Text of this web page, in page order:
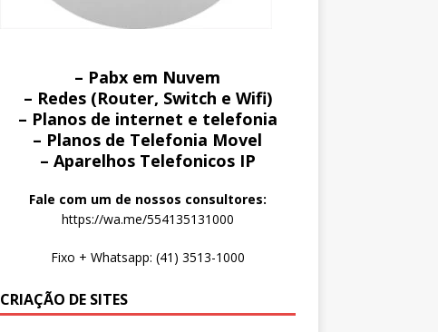
– Pabx em Nuvem
– Redes (Router, Switch e Wifi)
– Planos de internet e telefonia
– Planos de Telefonia Movel
– Aparelhos Telefonicos IP
Fale com um de nossos consultores:
https://wa.me/554135131000
Fixo + Whatsapp: (41) 3513-1000
CRIAÇÃO DE SITES